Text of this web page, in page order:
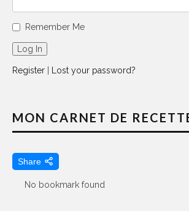
Remember Me
Register Lost your password?
MON CARNET DE
Share
No bookmark found